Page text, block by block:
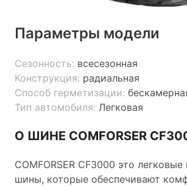
Параметры модели
Сезонность: всесезонная
Конструкция: радиальная
Способ герметизации:
Тип автомобиля: Легковая
О ШИНЕ COMFORSER
COMFORSER CF3000 это
шины, которые обеспечивают